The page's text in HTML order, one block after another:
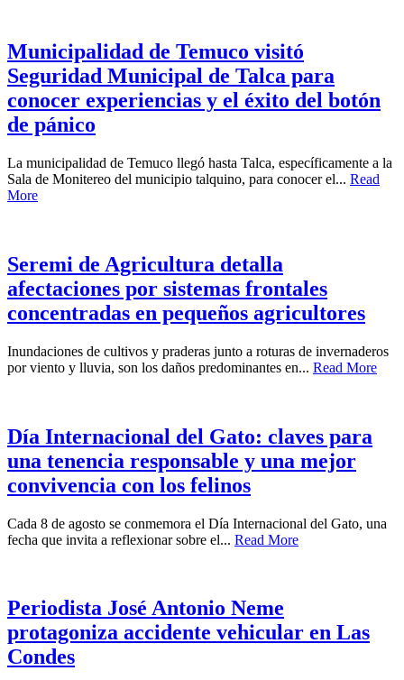
Municipalidad de Temuco visitó
Seguridad Municipal de Talca para
conocer experiencias y el éxito del botón
de pánico
La municipalidad de Temuco llegó hasta Talca, específicamente a la
Sala de Monitereo del municipio talquino, para conocer el... Read
More
Seremi de Agricultura detalla
afectaciones por sistemas frontales
concentradas en pequeños agricultores
Inundaciones de cultivos y praderas junto a roturas de invernaderos
por viento y lluvia, son los daños predominantes en... Read More
Día Internacional del Gato: claves para
una tenencia responsable y una mejor
convivencia con los felinos
Cada 8 de agosto se conmemora el Día Internacional del Gato, una
fecha que invita a reflexionar sobre el... Read More
Periodista José Antonio Neme
protagoniza accidente vehicular en Las
Condes